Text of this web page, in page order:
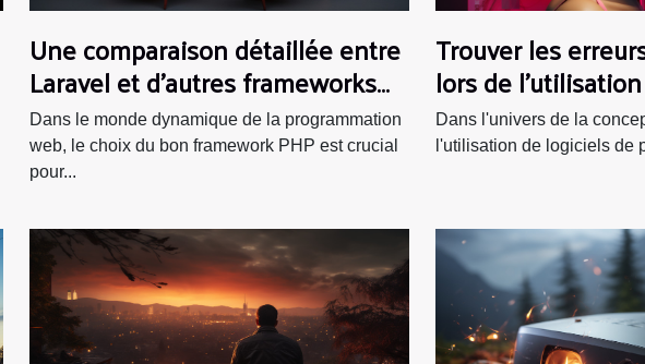
Une comparaison détaillée entre
Laravel et d'autres frameworks
PHP
Dans le monde dynamique de la programmation
web, le choix du bon framework PHP est crucial
pour...
Trouver les
lors de
pour la
Dans l'univers de la
l'utilisation de logiciels de